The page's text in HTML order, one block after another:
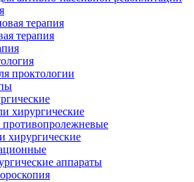
терапия
терапия
проктологии
хирургические
хирургические
аппараты